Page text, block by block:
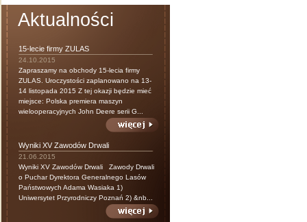
Aktualności
15-lecie firmy ZULAS
24.10.2015
Zapraszamy na obchody 15-lecia firmy
ZULAS. Uroczystości zaplanowano na 13-
14 listopada 2015 Z tej okazji będzie mieć
miejsce: Polska premiera maszyn
wielooperacyjnych John Deere serii G...
Wyniki XV Zawodów Drwali
21.06.2015
Wyniki XV Zawodów Drwali Zawody Drwali
o Puchar Dyrektora Generalnego Lasów
Państwowych Adama Wasiaka 1)
Uniwersytet Przyrodniczy Poznań 2) &nb...